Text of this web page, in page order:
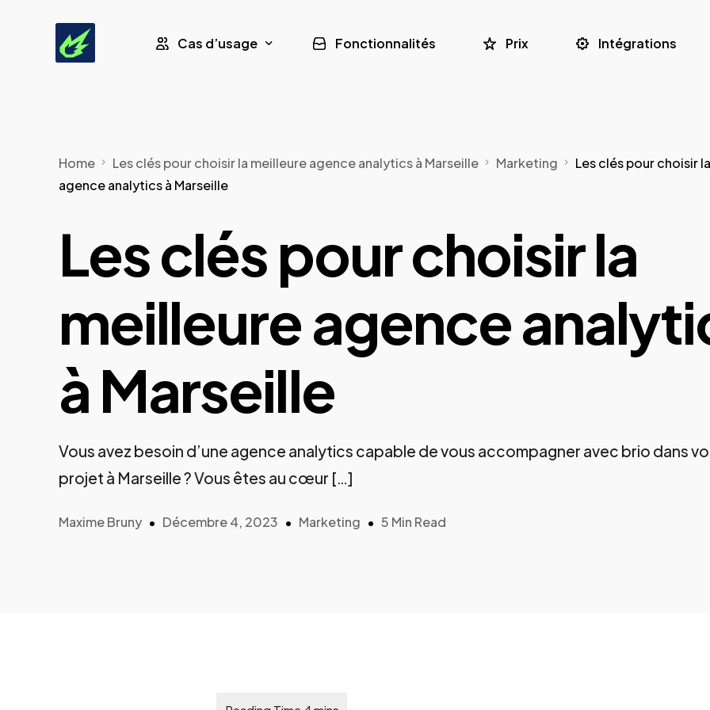
Cas d’usage
Leads Formation CPF
Leads Pompe à Chaleur
Fonctionnalités Prix Intégrations
Home Les clés pour choisir la meilleure agence analytics à Marseille Marketing
Les clés pour choisir
agence analytics à Marseille
Les clés pour choisir la
meilleure agence
à Marseille
Vous avez besoin d’une agence analytics capable de vous accompagner avec brio dans
projet à Marseille ? Vous êtes au cœur […]
Maxime Bruny Décembre 4, 2023 Marketing 5 Min Read